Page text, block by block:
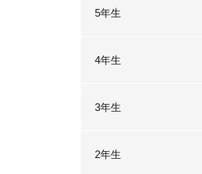
5年生
4年生
3年生
2年生